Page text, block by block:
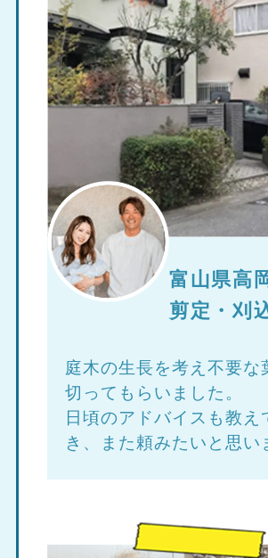
富山県高
剪定・刈
庭木の生長を考え不要な
切ってもらいました。
日頃のアドバイスも教え
き、また頼みたいと思い